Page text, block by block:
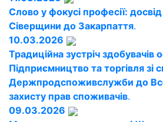
Слово у фокусі професії:
Сіверщини до Закарпаття.
10.03.2026
Традиційна зустріч здобувачів
Підприємництво та торгівля зі
Держпродспоживслужби до
захисту прав споживачів.
09.03.2026